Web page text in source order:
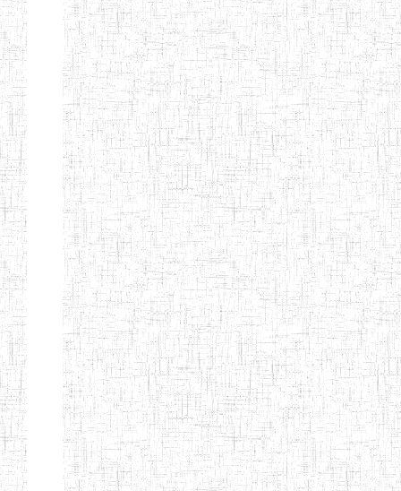
Etablissements
d'enseignement
normal
ENI
Chercher:
Effacer les filtres
Denomination
Type